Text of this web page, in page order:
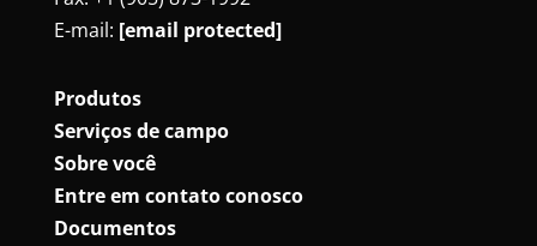
E-mail: [email protected]
Produtos
Serviços de campo
Sobre você
Entre em contato conosco
Documentos